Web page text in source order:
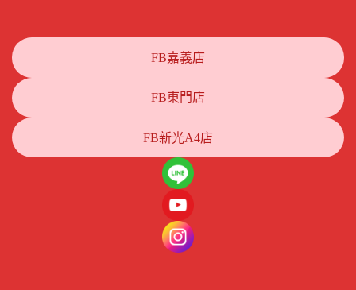
FB嘉義店
FB東門店
FB新光A4店